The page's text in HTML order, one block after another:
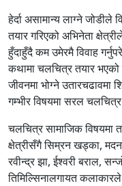
हेर्दा असामान्य लाग्ने जोडीले
तयार गरिएको अभिनेता
हुँदाहुँदै कम उमेरमै विवाह
कथामा चलचित्र तयार
जीवनमा भोग्ने उतारचढावमा
गम्भीर विषयमा सरल
चलचित्र सामाजिक विषयमा
क्षेत्रीसँगै सिम्रन खड्का,
रवीन्द्र झा, ईश्वरी बराल,
तिमिल्सिनालगायत